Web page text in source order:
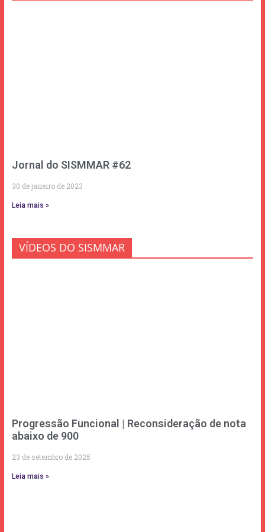
Jornal do SISMMAR #62
30 de janeiro de 2023
Leia mais »
VÍDEOS DO SISMMAR
Progressão Funcional | Reconsideração de nota
abaixo de 900
23 de setembro de 2025
Leia mais »